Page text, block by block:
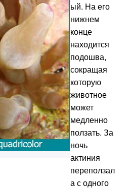
ый. На его
нижнем
конце
находится
подошва,
сокращая
которую
животное
может
медленно
ползать. За
ночь
актиния
переползал
а с одного